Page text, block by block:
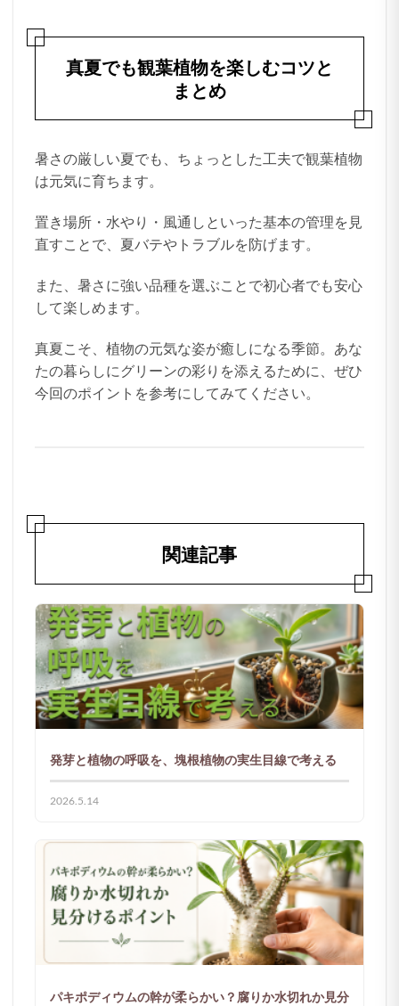
真夏でも観葉植物を楽しむコツと
まとめ
暑さの厳しい夏でも、ちょっとした工夫で観葉植物
は元気に育ちます。
置き場所・水やり・風通しといった基本の管理を見
直すことで、夏バテやトラブルを防げます。
また、暑さに強い品種を選ぶことで初心者でも安心
して楽しめます。
真夏こそ、植物の元気な姿が癒しになる季節。あな
たの暮らしにグリーンの彩りを添えるために、ぜひ
今回のポイントを参考にしてみてください。
関連記事
発芽と植物の呼吸を、塊根植物の実生目線で考える
2026.5.14
パキポディウムの幹が柔らかい？腐りか水切れか見分